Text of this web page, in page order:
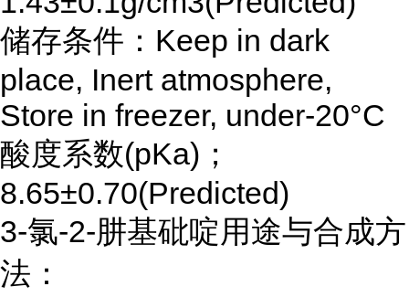
储存条件：Keep in dark
place, Inert atmosphere,
Store in freezer, under-20°C
酸度系数(pKa)；
8.65±0.70(Predicted)
3-氯-2-肼基砒啶用途与合成方
法：